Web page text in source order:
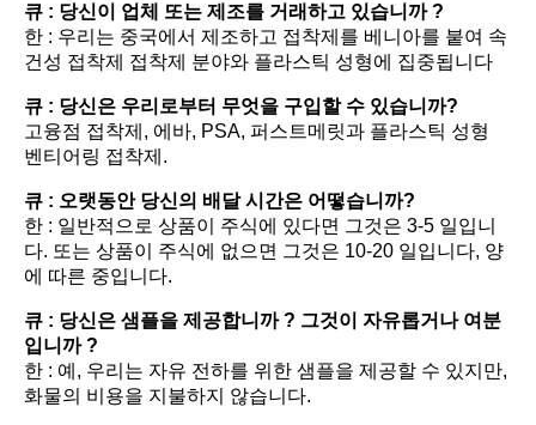
큐 : 당신이 업체 또는 제조를 거래하고 있습니까 ?
한 : 우리는 중국에서 제조하고 접착제를 베니아를 붙여 속
건성 접착제 접착제 분야와 플라스틱 성형에 집중됩니다
큐 : 당신은 우리로부터 무엇을 구입할 수 있습니까?
고융점 접착제, 에바, PSA, 퍼스트메릿과 플라스틱 성형
벤티어링 접착제.
큐 : 오랫동안 당신의 배달 시간은 어떻습니까?
한 : 일반적으로 상품이 주식에 있다면 그것은 3-5 일입니
다. 또는 상품이 주식에 없으면 그것은 10-20 일입니다, 양
에 따른 중입니다.
큐 : 당신은 샘플을 제공합니까 ? 그것이 자유롭거나 여분
입니까 ?
한 : 예, 우리는 자유 전하를 위한 샘플을 제공할 수 있지만,
화물의 비용을 지불하지 않습니다.